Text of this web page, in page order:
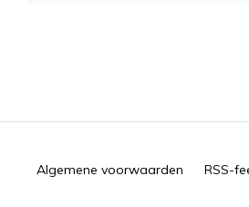
Algemene voorwaarden RSS-